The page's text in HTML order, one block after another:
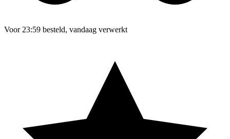
Voor 23:59 besteld, vandaag verwerkt